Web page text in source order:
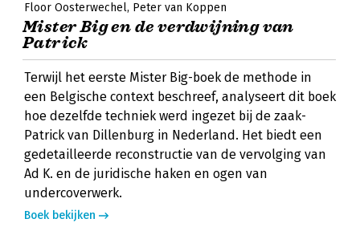
Floor Oosterwechel Peter van Koppen
Mister Big en de verdwijning van
Patrick
Terwijl het eerste Mister Big-boek de methode in
een Belgische context beschreef, analyseert dit boek
hoe dezelfde techniek werd ingezet bij de zaak-
Patrick van Dillenburg in Nederland. Het biedt een
gedetailleerde reconstructie van de vervolging van
Ad K. en de juridische haken en ogen van
undercoverwerk.
Boek bekijken